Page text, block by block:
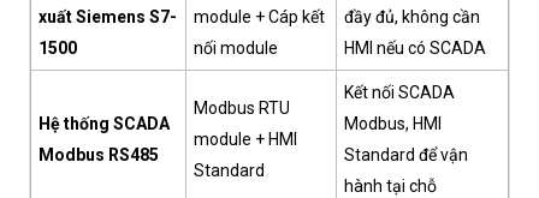
xuất Siemens S7-
1500
module + Cáp kết
nối module
đầy đủ, không cần
HMI nếu có SCADA
Hệ thống SCADA
Modbus RS485
Modbus RTU
module + HMI
Standard
Kết nối SCADA
Modbus, HMI
Standard để vận
hành tại chỗ